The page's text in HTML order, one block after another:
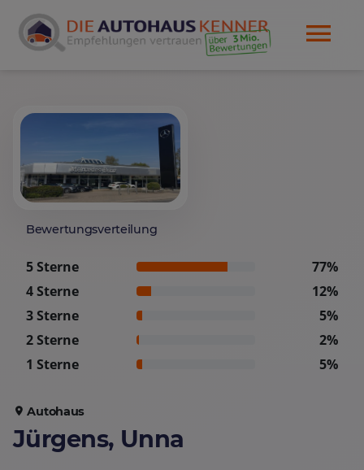
Bewertungsverteilung
5 Sterne
77%
4 Sterne
12%
3 Sterne
5%
2 Sterne
2%
1 Sterne
5%
Autohaus
Jürgens, Unna